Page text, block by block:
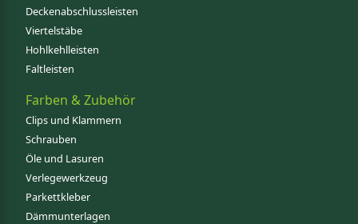
Deckenabschlussleisten
Viertelstäbe
Hohlkehlleisten
Faltleisten
Farben & Zubehör
Clips und Klammern
Schrauben
Öle und Lasuren
Verlegewerkzeug
Parkettkleber
Dämmunterlagen